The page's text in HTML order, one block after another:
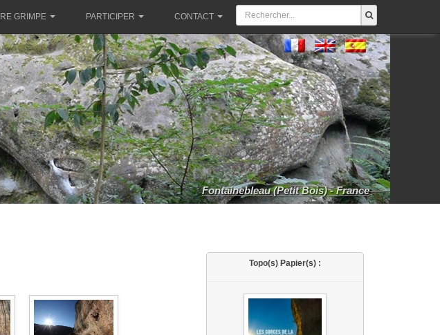
GRIMPE PARTICIPER CONTACT
Fontainebleau (Petit Bois) - France
Topo(s) Papier(s) :